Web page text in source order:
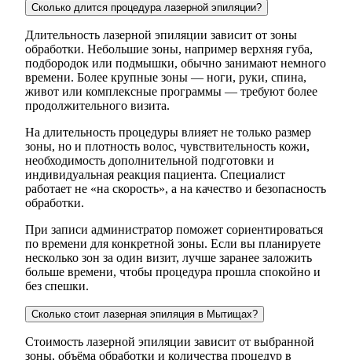
Сколько длится процедура лазерной эпиляции?
Длительность лазерной эпиляции зависит от зоны
обработки. Небольшие зоны, например верхняя губа,
подбородок или подмышки, обычно занимают немного
времени. Более крупные зоны — ноги, руки, спина,
живот или комплексные программы — требуют более
продолжительного визита.
На длительность процедуры влияет не только размер
зоны, но и плотность волос, чувствительность кожи,
необходимость дополнительной подготовки и
индивидуальная реакция пациента. Специалист
работает не «на скорость», а на качество и безопасность
обработки.
При записи администратор поможет сориентироваться
по времени для конкретной зоны. Если вы планируете
несколько зон за один визит, лучше заранее заложить
больше времени, чтобы процедура прошла спокойно и
без спешки.
Сколько стоит лазерная эпиляция в Мытищах?
Стоимость лазерной эпиляции зависит от выбранной
зоны, объёма обработки и количества процедур в